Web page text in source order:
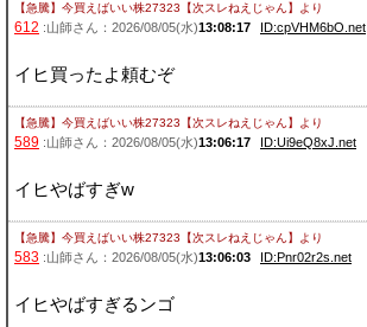
【急騰】今買えばいい株27323【次スレねえじゃん】 より
612 :山師さん：2026/08/05(水)13:08:17 ID:cpVHM6bO.net
イヒ買ったよ頼むぞ
【急騰】今買えばいい株27323【次スレねえじゃん】 より
589 :山師さん：2026/08/05(水)13:06:17 ID:Ui9eQ8xJ.net
イヒやばすぎw
【急騰】今買えばいい株27323【次スレねえじゃん】 より
583 :山師さん：2026/08/05(水)13:06:03 ID:Pnr02r2s.net
イヒやばすぎるンゴ